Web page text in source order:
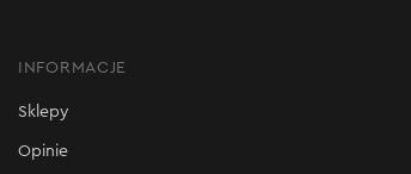
INFORMACJE
Sklepy
Opinie